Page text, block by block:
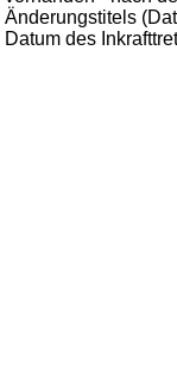
Änderungstitels
Datum des